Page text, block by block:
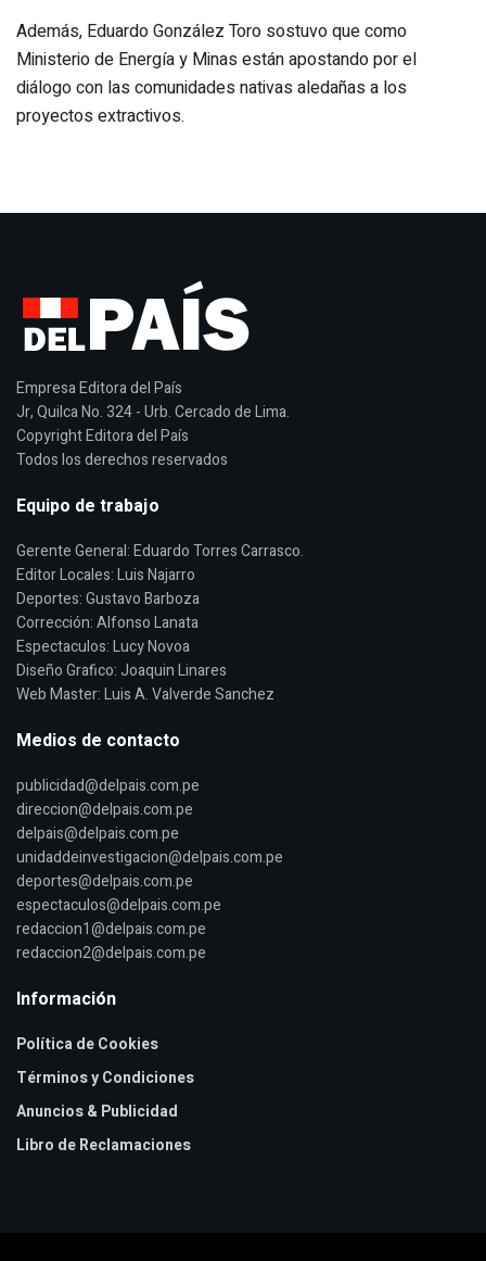
Además, Eduardo González Toro sostuvo que como
Ministerio de Energía y Minas están apostando por el
diálogo con las comunidades nativas aledañas a los
proyectos extractivos.
Empresa Editora del País
Jr, Quilca No. 324 - Urb. Cercado de Lima.
Copyright Editora del País
Todos los derechos reservados
Equipo de trabajo
Gerente General: Eduardo Torres Carrasco.
Editor Locales: Luis Najarro
Deportes: Gustavo Barboza
Corrección: Alfonso Lanata
Espectaculos: Lucy Novoa
Diseño Grafico: Joaquin Linares
Web Master: Luis A. Valverde Sanchez
Medios de contacto
publicidad@delpais.com.pe
direccion@delpais.com.pe
delpais@delpais.com.pe
unidaddeinvestigacion@delpais.com.pe
deportes@delpais.com.pe
espectaculos@delpais.com.pe
redaccion1@delpais.com.pe
redaccion2@delpais.com.pe
Información
Política de Cookies
Términos y Condiciones
Anuncios & Publicidad
Libro de Reclamaciones